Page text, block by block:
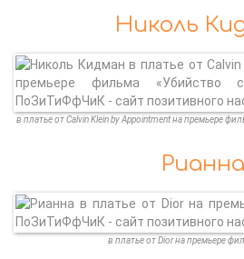
Николь
в платье от Calvin Klein by Appointment на премьере
Рианна
в платье от Dior на премьере